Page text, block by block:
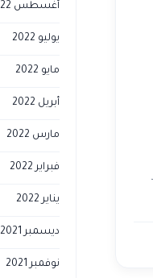
أغسطس 2022
يوليو 2022
مايو 2022
أبريل 2022
مارس 2022
فبراير 2022
يناير 2022
ديسمبر 2021
نوفمبر 2021